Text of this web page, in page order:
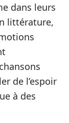
dans leurs
littérature,
de l’espoir
à des